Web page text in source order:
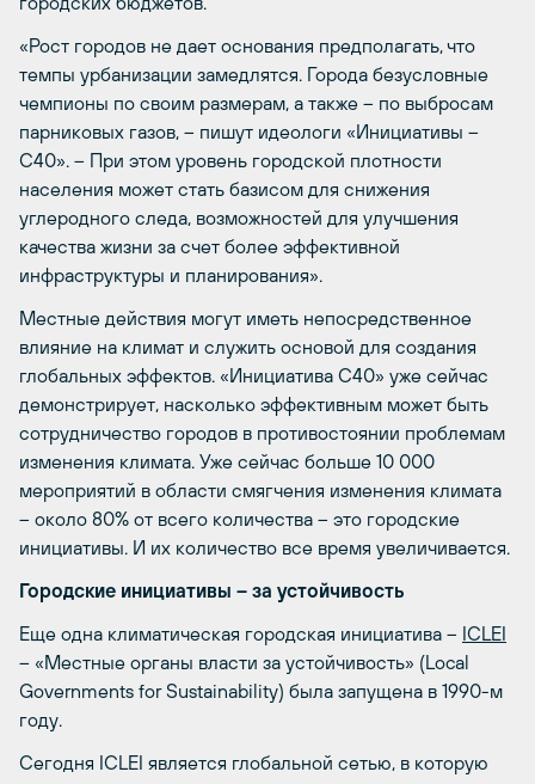
«Рост городов не дает основания предполагать, что
темпы урбанизации замедлятся. Города безусловные
чемпионы по своим размерам, а также – по выбросам
парниковых газов, – пишут идеологи «Инициативы –
С40». – При этом уровень городской плотности
населения может стать базисом для снижения
углеродного следа, возможностей для улучшения
качества жизни за счет более эффективной
инфраструктуры и планирования».
Местные действия могут иметь непосредственное
влияние на климат и служить основой для создания
глобальных эффектов. «Инициатива С40» уже сейчас
демонстрирует, насколько эффективным может быть
сотрудничество городов в противостоянии проблемам
изменения климата. Уже сейчас больше 10 000
мероприятий в области смягчения изменения климата
– около 80% от всего количества – это городские
инициативы. И их количество все время увеличивается.
Городские инициативы – за устойчивость
Еще одна климатическая городская инициатива – ICLEI
– «Местные органы власти за устойчивость» (Local
Governments for Sustainability) была запущена в 1990-м
году.
Сегодня ICLEI является глобальной сетью, в которую